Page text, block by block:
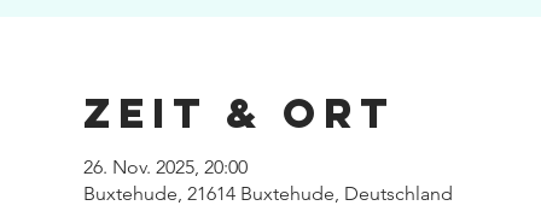
Zeit & Ort
26. Nov. 2025, 20:00
Buxtehude, 21614 Buxtehude, Deutschland